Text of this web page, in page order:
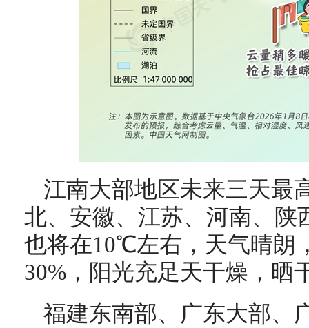
江南大部地区未来三天最
北、安徽、江苏、河南、陕
也将在10℃左右，天气晴朗
30%，阳光充足天干燥，晒
福建东南部、广东大部、